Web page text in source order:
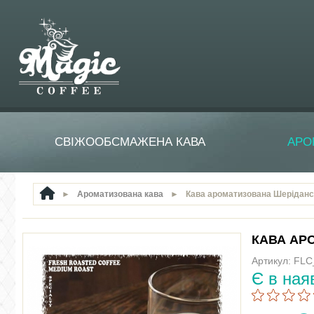
СВІЖООБСМАЖЕНА КАВА
► Ароматизована кава ► Кава ароматизована Шеріданс
КАВА
Артикул:
Є в